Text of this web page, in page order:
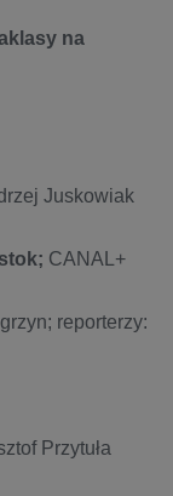
na
Juskowiak
CANAL+
reporterzy:
Przytuła